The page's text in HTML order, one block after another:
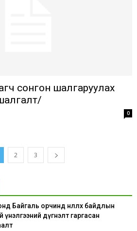
сонгон шалгаруулах
0
2 3
Байгаль орчинд нөлөөлөх байдлын
үнэлгээний дүгнэлт гаргасан